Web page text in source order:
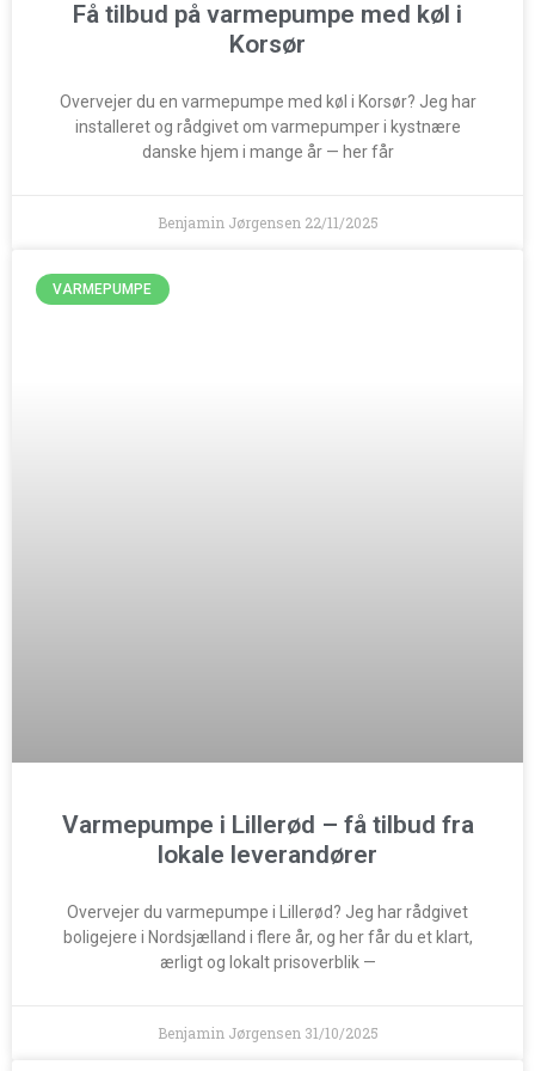
Få tilbud på varmepumpe med køl i
Korsør
Overvejer du en varmepumpe med køl i Korsør? Jeg har
installeret og rådgivet om varmepumper i kystnære
danske hjem i mange år — her får
Benjamin Jørgensen 22/11/2025
VARMEPUMPE
Varmepumpe i Lillerød – få tilbud fra
lokale leverandører
Overvejer du varmepumpe i Lillerød? Jeg har rådgivet
boligejere i Nordsjælland i flere år, og her får du et klart,
ærligt og lokalt prisoverblik —
Benjamin Jørgensen 31/10/2025